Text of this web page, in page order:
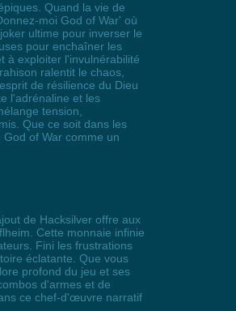
Quand la vie de
moi God of War' où
ultime pour inverser le
pour enchaîner les
à exploiter l'invulnérabilité
ralentit le chaos,
de résilience du Dieu
l'adrénaline et les
tension,
Que ce soit dans les
of War comme un
de Hacksilver offre aux
Cette monnaie infinie
Fini les frustrations
éclatante. Que vous
profond du jeu et ses
d'armes et de
ce chef-d'œuvre narratif